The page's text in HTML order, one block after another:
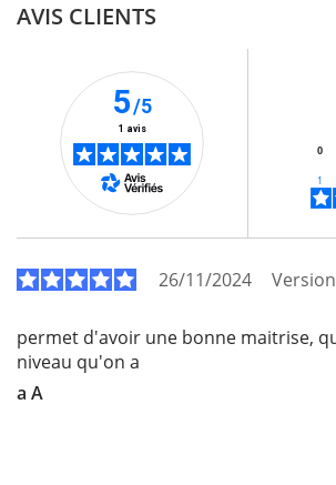
AVIS CLIENTS
5/5
1 avis
0
26/11/2024
permet d'avoir une bonne maitrise,
niveau qu'on a
a A